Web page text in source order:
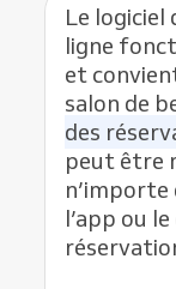
Le logiciel
ligne
et
salon de
des
peut être
n’importe
l’app ou